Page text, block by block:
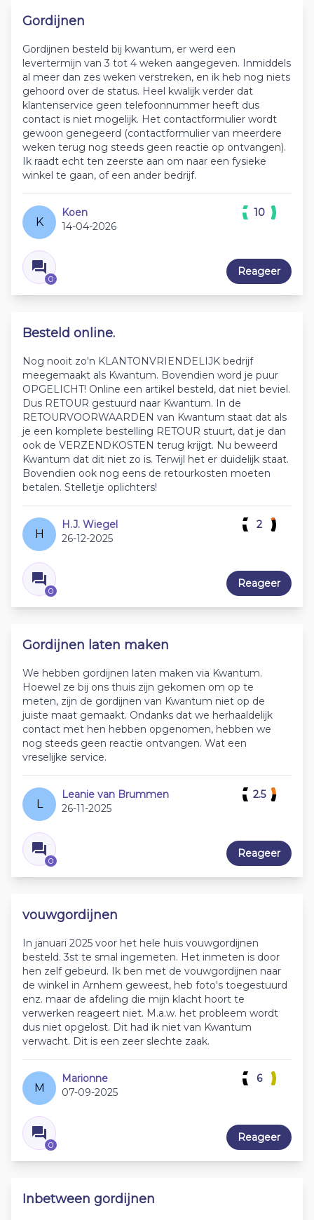
Gordijnen
Gordijnen besteld bij kwantum, er werd een
levertermijn van 3 tot 4 weken aangegeven. Inmiddels
al meer dan zes weken verstreken, en ik heb nog niets
gehoord over de status. Heel kwalijk verder dat
klantenservice geen telefoonnummer heeft dus
contact is niet mogelijk. Het contactformulier wordt
gewoon genegeerd (contactformulier van meerdere
weken terug nog steeds geen reactie op ontvangen).
Ik raadt echt ten zeerste aan om naar een fysieke
winkel te gaan, of een ander bedrijf.
K
Koen
14-04-2026
0
10
Reageer
Besteld online.
Nog nooit zo'n KLANTONVRIENDELIJK bedrijf
meegemaakt als Kwantum. Bovendien word je puur
OPGELICHT! Online een artikel besteld, dat niet beviel.
Dus RETOUR gestuurd naar Kwantum. In de
RETOURVOORWAARDEN van Kwantum staat dat als
je een komplete bestelling RETOUR stuurt, dat je dan
ook de VERZENDKOSTEN terug krijgt. Nu beweerd
Kwantum dat dit niet zo is. Terwijl het er duidelijk staat.
Bovendien ook nog eens de retourkosten moeten
betalen. Stelletje oplichters!
H
H.J. Wiegel
26-12-2025
0
2
Reageer
Gordijnen laten maken
We hebben gordijnen laten maken via Kwantum.
Hoewel ze bij ons thuis zijn gekomen om op te
meten, zijn de gordijnen van Kwantum niet op de
juiste maat gemaakt. Ondanks dat we herhaaldelijk
contact met hen hebben opgenomen, hebben we
nog steeds geen reactie ontvangen. Wat een
vreselijke service.
L
Leanie van Brummen
26-11-2025
0
2.5
Reageer
vouwgordijnen
In januari 2025 voor het hele huis vouwgordijnen
besteld. 3st te smal ingemeten. Het inmeten is door
hen zelf gebeurd. Ik ben met de vouwgordijnen naar
de winkel in Arnhem geweest, heb foto's toegestuurd
enz. maar de afdeling die mijn klacht hoort te
verwerken reageert niet. M.a.w. het probleem wordt
dus niet opgelost. Dit had ik niet van Kwantum
verwacht. Dit is een zeer slechte zaak.
M
Marionne
07-09-2025
0
6
Reageer
Inbetween gordijnen